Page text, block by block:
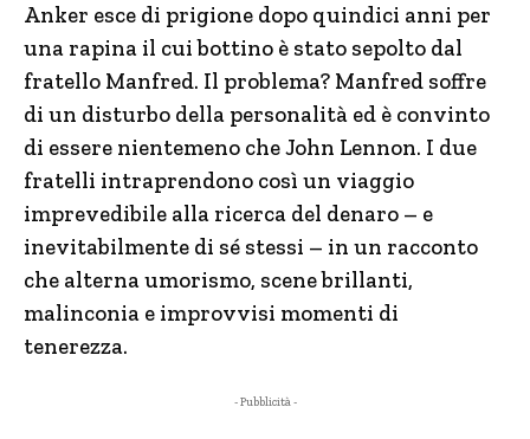
Anker esce di prigione dopo quindici anni per
una rapina il cui bottino è stato sepolto dal
fratello Manfred. Il problema? Manfred soffre
di un disturbo della personalità ed è convinto
di essere nientemeno che John Lennon. I due
fratelli intraprendono così un viaggio
imprevedibile alla ricerca del denaro – e
inevitabilmente di sé stessi – in un racconto
che alterna umorismo, scene brillanti,
malinconia e improvvisi momenti di
tenerezza.
- Pubblicità -